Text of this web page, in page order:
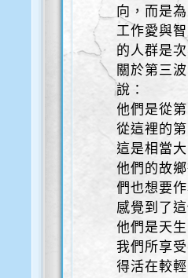
向，而是
工作愛與
的人群是
關於第三
說：
他們是從
從這裡的
這是相當
他們的故
們也想要
感覺到了
他們是天
我們所享
得活在較